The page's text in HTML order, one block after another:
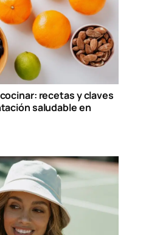
recetas y claves
saludable en